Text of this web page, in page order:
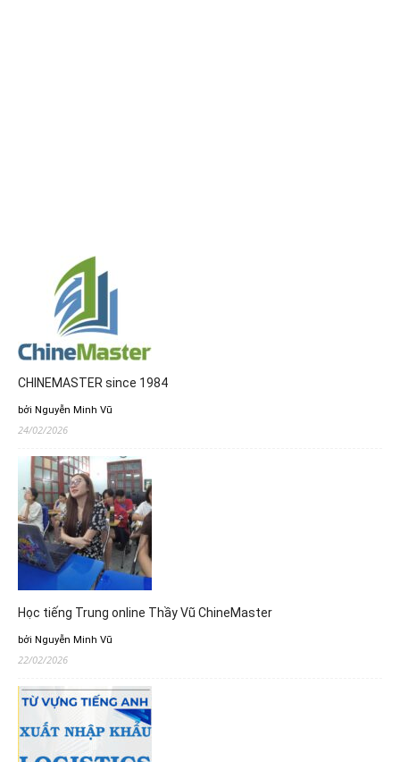
CHINEMASTER since 1984
bởi Nguyễn Minh Vũ
24/02/2026
Học tiếng Trung online Thầy Vũ ChineMaster
bởi Nguyễn Minh Vũ
22/02/2026